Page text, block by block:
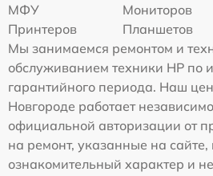
МФУ
Мониторов
Принтеров
Планшетов
Мы занимаемся ремонтом и
обслуживанием техники HP по
гарантийного периода. Наш
Новгороде работает
официальной авторизации от
на ремонт, указанные на сайте,
ознакомительный характер и